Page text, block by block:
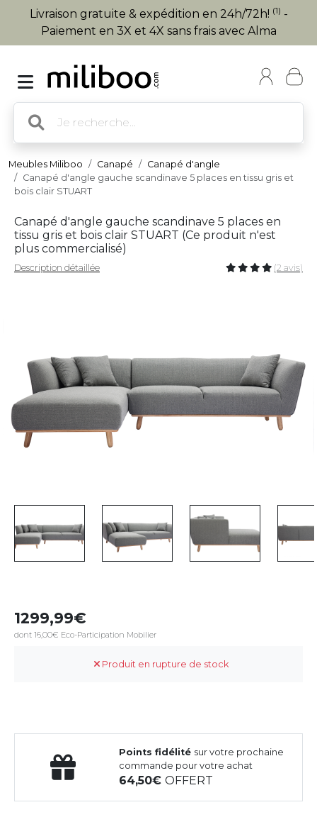
Livraison gratuite & expédition en 24h/72h! (1) -
Paiement en 3X et 4X sans frais avec Alma
Meubles Miliboo Canapé
Canapé d'angle
Canapé d'angle gauche scandinave 5 places en tissu gris et
bois clair STUART
Canapé d'angle gauche scandinave 5 places en
tissu gris et bois clair STUART (Ce produit n'est
plus commercialisé)
Description détaillée (2 avis)
1299,99
dont 16,00€ Eco-Participation Mobilier
Produit en rupture de stock
Points fidélité sur votre prochaine
commande pour votre achat
64,50OFFERT